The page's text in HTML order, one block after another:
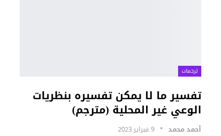
ترجمات
تفسير ما لا يمكن تفسيره بنظريات
الوعي غير المحلية (مترجم)
أحمد محمد 9 فبراير 2023